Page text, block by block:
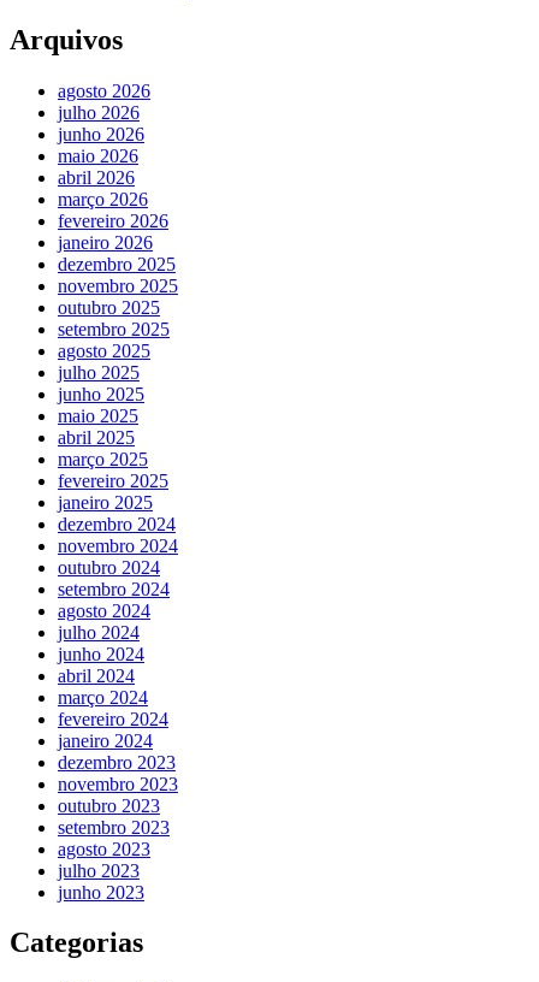
Arquivos
agosto 2026
julho 2026
junho 2026
maio 2026
abril 2026
março 2026
fevereiro 2026
janeiro 2026
dezembro 2025
novembro 2025
outubro 2025
setembro 2025
agosto 2025
julho 2025
junho 2025
maio 2025
abril 2025
março 2025
fevereiro 2025
janeiro 2025
dezembro 2024
novembro 2024
outubro 2024
setembro 2024
agosto 2024
julho 2024
junho 2024
abril 2024
março 2024
fevereiro 2024
janeiro 2024
dezembro 2023
novembro 2023
outubro 2023
setembro 2023
agosto 2023
julho 2023
junho 2023
Categorias